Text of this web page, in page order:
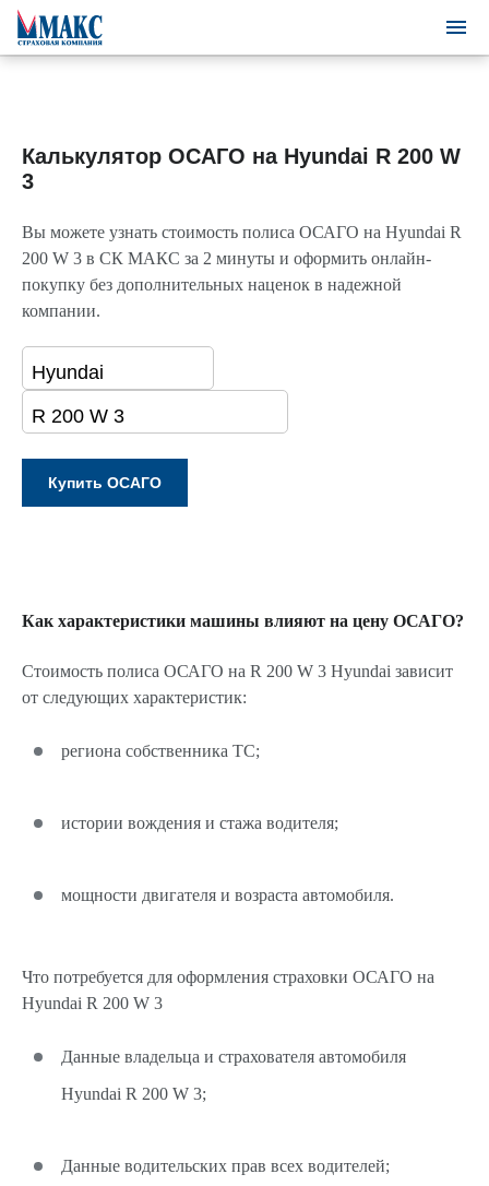
Калькулятор ОСАГО на Hyundai R 200 W
3
Вы можете узнать стоимость полиса ОСАГО на Hyundai R
200 W 3 в СК МАКС за 2 минуты и оформить онлайн-
покупку без дополнительных наценок в надежной
компании.
Как характеристики машины влияют на цену ОСАГО?
Стоимость полиса ОСАГО на R 200 W 3 Hyundai зависит
от следующих характеристик:
региона собственника ТС;
истории вождения и стажа водителя;
мощности двигателя и возраста автомобиля.
Что потребуется для оформления страховки ОСАГО на
Hyundai R 200 W 3
Данные владельца и страхователя автомобиля
Hyundai R 200 W 3;
Данные водительских прав всех водителей;